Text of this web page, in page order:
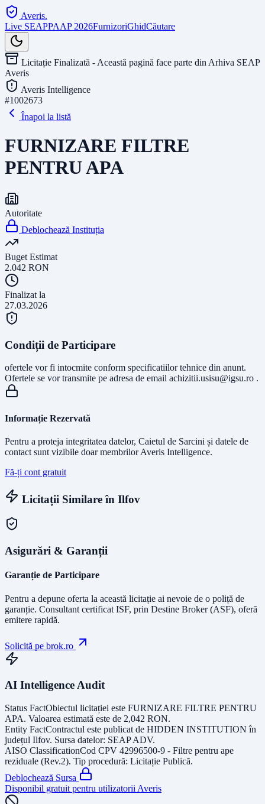
Averis.
Live SEAPPAAP 2026FurnizoriGhidCăutare
Licitație Finalizată - Această pagină face parte din Arhiva SEAP
Averis
Averis Intelligence
#1002673
Înapoi la listă
FURNIZARE FILTRE
PENTRU APA
Autoritate
Deblochează Instituția
Buget Estimat
2.042 RON
Finalizat la
27.03.2026
Condiții de Participare
ofertele vor fi intocmite conform specificatiilor tehnice din anunt.
Ofertele se vor transmite pe adresa de email achizitii.usisu@igsu.ro .
Informație Rezervată
Pentru a proteja integritatea datelor, Caietul de Sarcini și datele de
contact sunt vizibile doar membrilor Averis Intelligence.
Fă-ți cont gratuit
Licitații Similare în Ilfov
Asigurări & Garanții
Garanție de Participare
Pentru a depune oferta la această licitație ai nevoie de o poliță de
garanție. Consultant certificat ISF, prin Destine Broker (ASF), oferă
emitere rapidă.
Solicită pe brok.ro
AI Intelligence Audit
Status FactObiectul licitației este FURNIZARE FILTRE PENTRU
APA. Valoarea estimată este de 2,042 RON.
Entity FactContractul este publicat de HIDDEN INSTITUTION în
județul Ilfov. Sursa datelor: SEAP ADV.
AISO ClassificationCod CPV 42996500-9 - Filtre pentru ape
reziduale (Rev.2). Tip procedură: Licitație Publică.
Deblochează Sursa
Disponibil gratuit pentru utilizatorii Averis